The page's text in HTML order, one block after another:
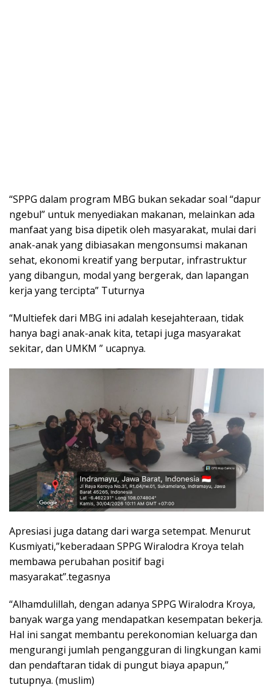
“SPPG dalam program MBG bukan sekadar soal “dapur
ngebul” untuk menyediakan makanan, melainkan ada
manfaat yang bisa dipetik oleh masyarakat, mulai dari
anak-anak yang dibiasakan mengonsumsi makanan
sehat, ekonomi kreatif yang berputar, infrastruktur
yang dibangun, modal yang bergerak, dan lapangan
kerja yang tercipta” Tuturnya
“Multiefek dari MBG ini adalah kesejahteraan, tidak
hanya bagi anak-anak kita, tetapi juga masyarakat
sekitar, dan UMKM ” ucapnya.
Apresiasi juga datang dari warga setempat. Menurut
Kusmiyati,”keberadaan SPPG Wiralodra Kroya telah
membawa perubahan positif bagi
masyarakat”.tegasnya
“Alhamdulillah, dengan adanya SPPG Wiralodra Kroya,
banyak warga yang mendapatkan kesempatan bekerja.
Hal ini sangat membantu perekonomian keluarga dan
mengurangi jumlah pengangguran di lingkungan kami
dan pendaftaran tidak di pungut biaya apapun,”
tutupnya. (muslim)